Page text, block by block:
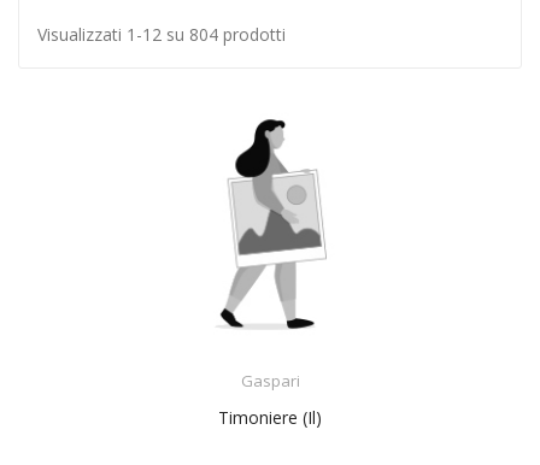
Visualizzati 1-12 su 804 prodotti
Gaspari
Timoniere (Il)